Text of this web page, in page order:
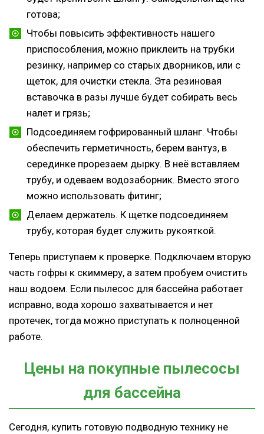
готова;
Чтобы повысить эффективность нашего
приспособления, можно приклеить на трубки
резинку, например со старых дворников, или с
щеток, для очистки стекла. Эта резиновая
вставочка в разы лучше будет собирать весь
налет и грязь;
Подсоединяем гофрированный шланг. Чтобы
обеспечить герметичность, берем вантуз, в
серединке прорезаем дырку. В неё вставляем
трубу, и одеваем водозаборник. Вместо этого
можно использовать фитинг;
Делаем держатель. К щетке подсоединяем
трубу, которая будет служить рукояткой.
Теперь приступаем к проверке. Подключаем вторую
часть гофры к скиммеру, а затем пробуем очистить
наш водоем. Если пылесос для бассейна работает
исправно, вода хорошо захватывается и нет
протечек, тогда можно приступать к полноценной
работе.
Цены на покупные пылесосы
для бассейна
Сегодня, купить готовую подводную технику не